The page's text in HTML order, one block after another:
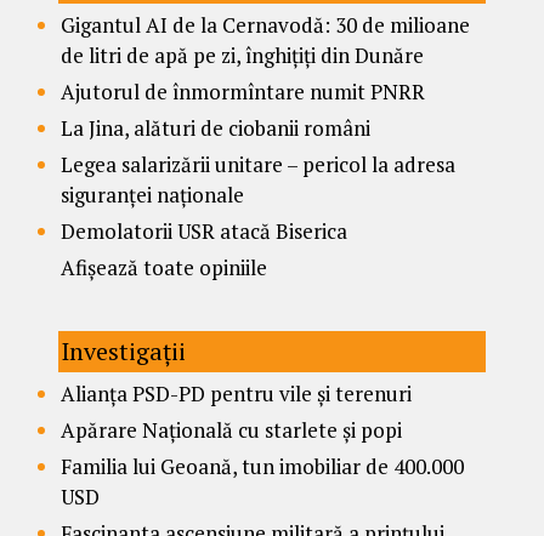
Gigantul AI de la Cernavodă: 30 de milioane
de litri de apă pe zi, înghițiți din Dunăre
Ajutorul de înmormîntare numit PNRR
La Jina, alături de ciobanii români
Legea salarizării unitare – pericol la adresa
siguranței naționale
Demolatorii USR atacă Biserica
Afișează toate opiniile
Investigații
Alianța PSD-PD pentru vile și terenuri
Apărare Națională cu starlete și popi
Familia lui Geoană, tun imobiliar de 400.000
USD